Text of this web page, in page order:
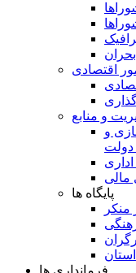
اقتصادی
و منابع
و
مالی
پایگاه ها
منکر
فرمانداری ها